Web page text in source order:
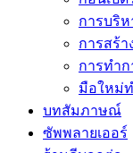
การบริ
การสร้า
การทำ
มือใหม่
บทสัมภาษณ์
ซัพพลายเออร์